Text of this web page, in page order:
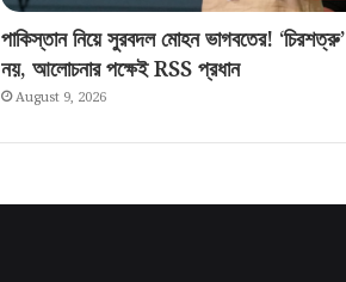
পাকিস্তান নিয়ে সুরবদল মোহন ভাগবতের! ‘চিরশত্রু’
নয়, আলোচনার পক্ষেই RSS প্রধান
August 9, 2026